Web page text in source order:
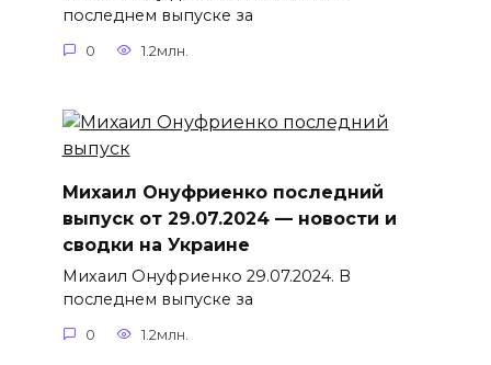
последнем выпуске за
0 1.2млн.
Михаил Онуфриенко последний
выпуск от 29.07.2024 — новости и
сводки на Украине
Михаил Онуфриенко 29.07.2024. В
последнем выпуске за
0 1.2млн.